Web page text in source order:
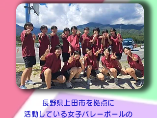
長野県上田市を拠点に
活動している女子バレーボールの